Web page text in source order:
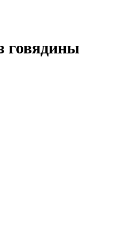
говядины